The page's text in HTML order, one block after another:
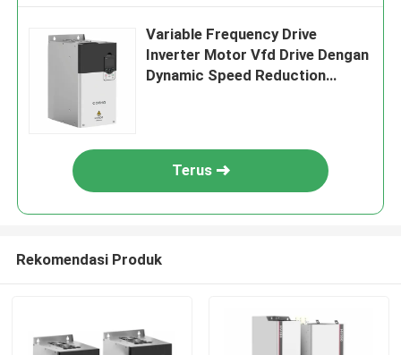
Variable Frequency Drive
Inverter Motor Vfd Drive Dengan
Dynamic Speed Reduction
Terus
Rekomendasi Produk